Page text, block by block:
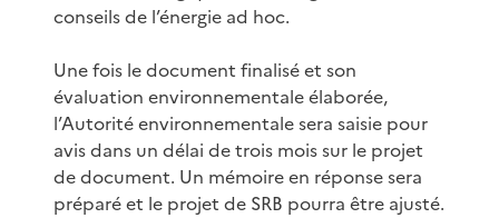
conseils de l’énergie ad hoc.
Une fois le document finalisé et son
évaluation environnementale élaborée,
l’Autorité environnementale sera saisie pour
avis dans un délai de trois mois sur le projet
de document. Un mémoire en réponse sera
préparé et le projet de SRB pourra être ajusté.